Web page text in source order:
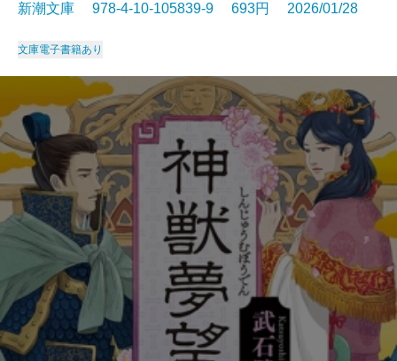
新潮文庫 978-4-10-105839-9 693円 2026/01/28
文庫電子書籍あり